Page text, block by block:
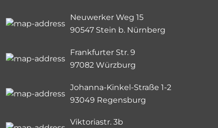
Neuwerker Weg 15
90547 Stein b. Nürnberg
Frankfurter Str. 9
97082 Würzburg
Johanna-Kinkel-Straße 1-2
93049 Regensburg
Viktoriastr. 3b